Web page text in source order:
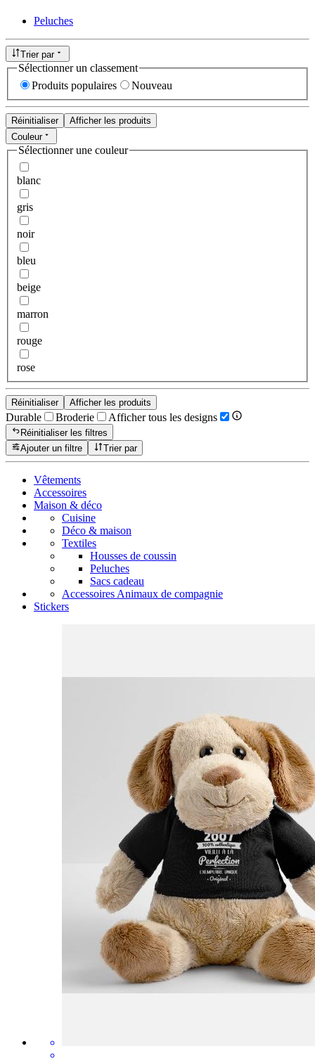
Peluches
Trier par
Sélectionner un classement
Produits populaires
Nouveau
Réinitialiser
Afficher les produits
Couleur
Sélectionner une couleur
blanc
gris
noir
bleu
beige
marron
rouge
rose
Réinitialiser Afficher les produits
Durable Broderie Afficher tous les designs
Réinitialiser les filtres
Ajouter un filtre
Trier par
Vêtements
Accessoires
Maison & déco
Cuisine
Déco & maison
Textiles
Housses de coussin
Peluches
Sacs cadeau
Accessoires Animaux de compagnie
Stickers